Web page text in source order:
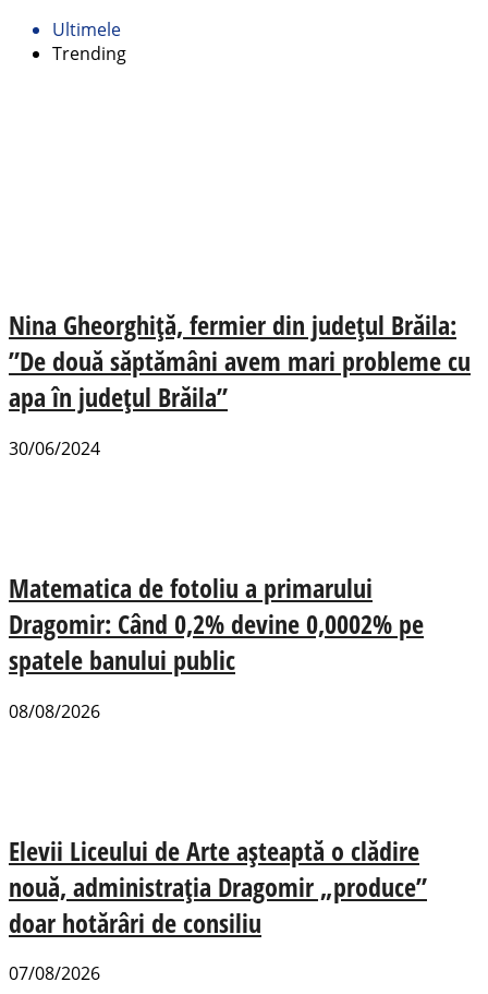
Ultimele
Trending
Nina Gheorghiță, fermier din județul Brăila:
”De două săptămâni avem mari probleme cu
apa în județul Brăila”
30/06/2024
Matematica de fotoliu a primarului
Dragomir: Când 0,2% devine 0,0002% pe
spatele banului public
08/08/2026
Elevii Liceului de Arte așteaptă o clădire
nouă, administrația Dragomir „produce”
doar hotărâri de consiliu
07/08/2026